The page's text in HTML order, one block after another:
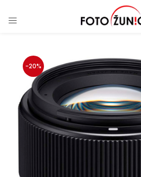
-20%